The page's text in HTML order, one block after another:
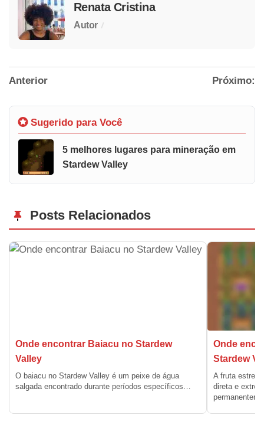
Renata Cristina
Autor /
Anterior Próximo:
Sugerido para Você
5 melhores lugares para mineração em
Stardew Valley
Posts Relacionados
Onde encontrar Baiacu no Stardew
Valley
O baiacu no Stardew Valley é um peixe de água
salgada encontrado durante períodos específicos…
Onde
Stardew
A fruta estrela
direta e